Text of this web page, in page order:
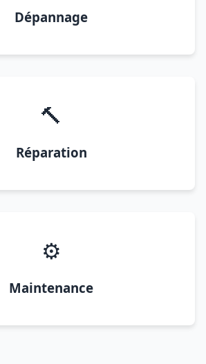
Dépannage
🔨
Réparation
⚙️
Maintenance